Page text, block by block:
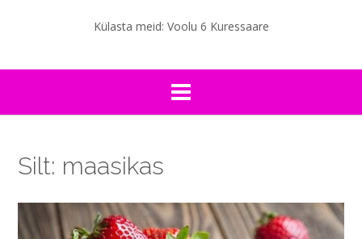
Külasta meid: Voolu 6 Kuressaare
Silt: maasikas